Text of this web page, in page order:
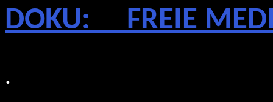
DOKU: FREIE
.